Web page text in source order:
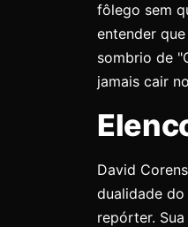
fôlego sem
entender
sombrio de
jamais cair
David
dualidade
repórter.